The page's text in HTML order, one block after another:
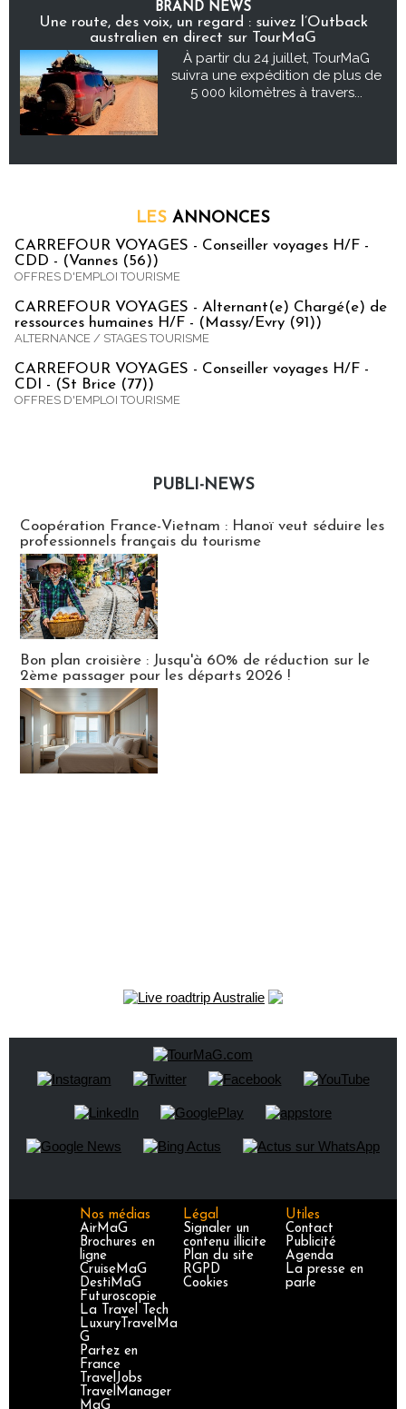
BRAND NEWS
Une route, des voix, un regard : suivez l’Outback
australien en direct sur TourMaG
À partir du 24 juillet, TourMaG
suivra une expédition de plus de
5 000 kilomètres à travers...
LES ANNONCES
CARREFOUR VOYAGES - Conseiller voyages H/F -
CDD - (Vannes (56))
OFFRES D'EMPLOI TOURISME
CARREFOUR VOYAGES - Alternant(e) Chargé(e) de
ressources humaines H/F - (Massy/Evry (91))
ALTERNANCE / STAGES TOURISME
CARREFOUR VOYAGES - Conseiller voyages H/F -
CDI - (St Brice (77))
OFFRES D'EMPLOI TOURISME
PUBLI-NEWS
Coopération France-Vietnam : Hanoï veut séduire les
professionnels français du tourisme
Bon plan croisière : Jusqu'à 60% de réduction sur le
2ème passager pour les départs 2026 !
Nos médias
AirMaG
Brochures en
ligne
CruiseMaG
DestiMaG
Futuroscopie
La Travel Tech
LuxuryTravelMa
G
Partez en
France
TravelJobs
TravelManager
MaG
Légal
Signaler un
contenu illicite
Plan du site
RGPD
Cookies
Utiles
Contact
Publicité
Agenda
La presse en
parle